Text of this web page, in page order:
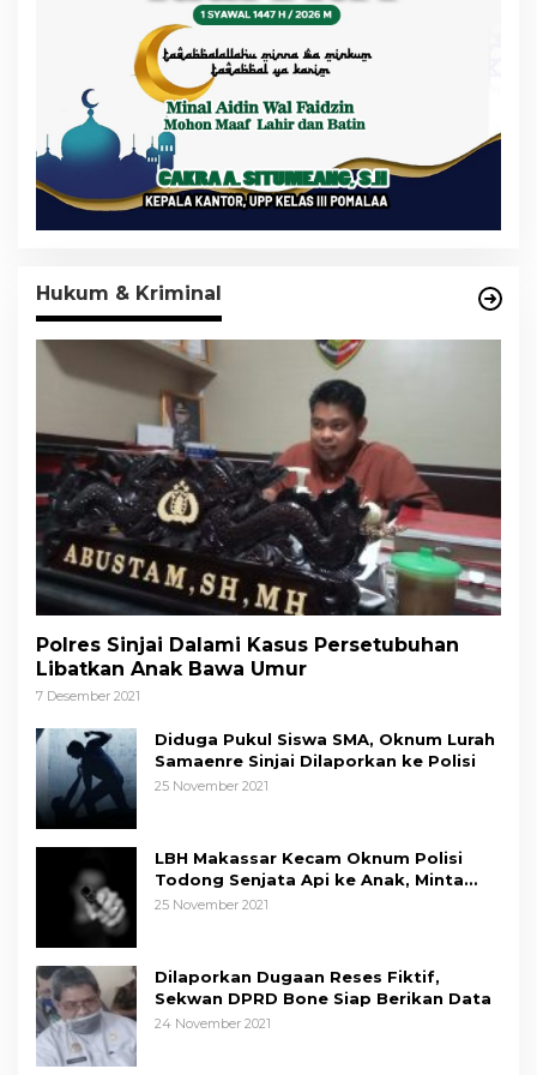
Hukum & Kriminal
Polres Sinjai Dalami Kasus Persetubuhan
Libatkan Anak Bawa Umur
7 Desember 2021
Diduga Pukul Siswa SMA, Oknum Lurah
Samaenre Sinjai Dilaporkan ke Polisi
25 November 2021
LBH Makassar Kecam Oknum Polisi
Todong Senjata Api ke Anak, Minta
Kapolda Sulsel Tindak Tegas
25 November 2021
Dilaporkan Dugaan Reses Fiktif,
Sekwan DPRD Bone Siap Berikan Data
24 November 2021